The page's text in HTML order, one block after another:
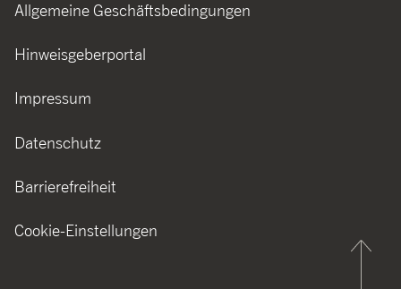
Allgemeine Geschäftsbedingungen
Hinweisgeberportal
Impressum
Datenschutz
Barrierefreiheit
Cookie-Einstellungen